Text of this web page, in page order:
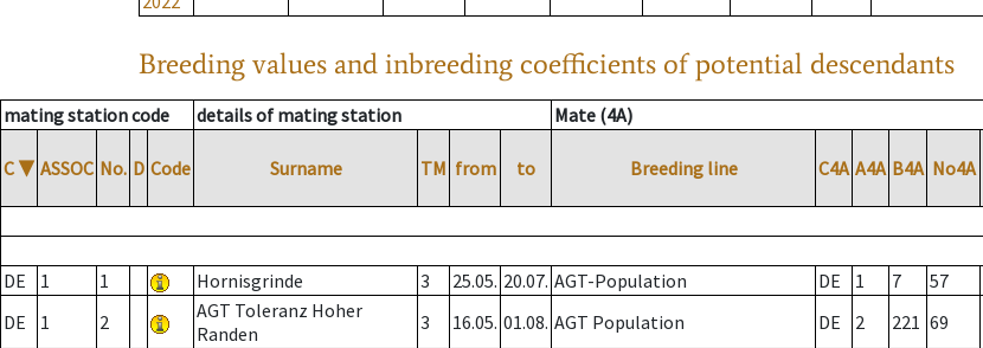
Breeding values and inbreeding coefficients of potential descendants
mating station code details of mating station Mate (4A)
C ▼ ASSOC No. D Code Surname TM from to Breeding line C4A A4A B4A No4A
DE
1 1 Hornisgrinde 3 25.05. 20.07. AGT-Population DE 1 7 57
DE
1 2
AGT Toleranz Hoher
Randen
3 16.05. 01.08. AGT Population DE 2 221 69